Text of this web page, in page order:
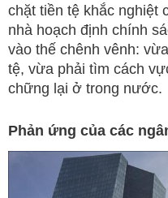
chặt tiền tệ khắc nghiệt
nhà hoạch định chính
vào thế chênh vênh:
tệ, vừa phải tìm cách
chững lại ở trong nước.
Phản ứng của các